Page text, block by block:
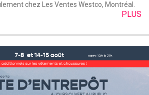
chez Les Ventes Westco, Montréal.
PLUS